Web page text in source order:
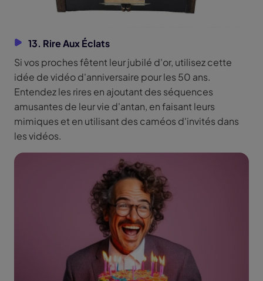
13. Rire Aux Éclats
Si vos proches fêtent leur jubilé d'or, utilisez cette
idée de vidéo d'anniversaire pour les 50 ans.
Entendez les rires en ajoutant des séquences
amusantes de leur vie d'antan, en faisant leurs
mimiques et en utilisant des caméos d'invités dans
les vidéos.